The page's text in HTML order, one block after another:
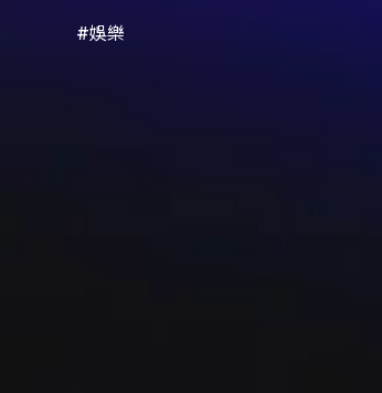
#娛樂